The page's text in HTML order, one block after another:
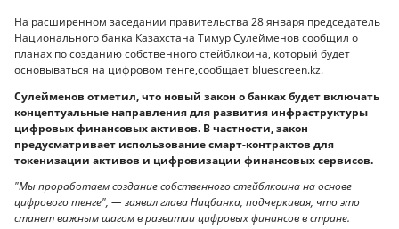
На расширенном заседании правительства 28 января председатель
Национального банка Казахстана Тимур Сулейменов сообщил о
планах по созданию собственного стейблкоина, который будет
основываться на цифровом тенге,сообщает bluescreen.kz.
Сулейменов отметил, что новый закон о банках будет включать
концептуальные направления для развития инфраструктуры
цифровых финансовых активов. В частности, закон
предусматривает использование смарт-контрактов для
токенизации активов и цифровизации финансовых сервисов.
"Мы проработаем создание собственного стейблкоина на основе
цифрового тенге", — заявил глава Нацбанка, подчеркивая, что это
станет важным шагом в развитии цифровых финансов в стране.